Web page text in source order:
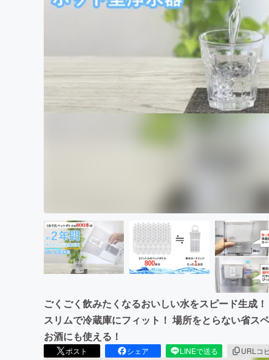
ごくごく飲みたくなるおいしい水をスピード生成
スリムで冷蔵庫にフィット！ 場所をとらない省ス
お酒にも使える！
ポスト シェア LINEで送る URLコ